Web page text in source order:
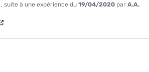
, suite à une expérience du 19/04/2020 par A.A.